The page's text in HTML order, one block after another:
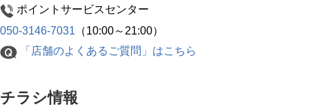
ポイントサービスセンター
050-3146-7031 （10:00～21:00）
「店舗のよくあるご質問」はこちら
チラシ情報